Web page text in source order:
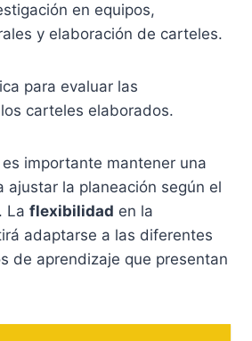
en equipos,
y elaboración de carteles.
para evaluar las
carteles elaborados.
importante mantener una
ajustar la planeación según el
La flexibilidad en la
adaptarse a las diferentes
de aprendizaje que presentan